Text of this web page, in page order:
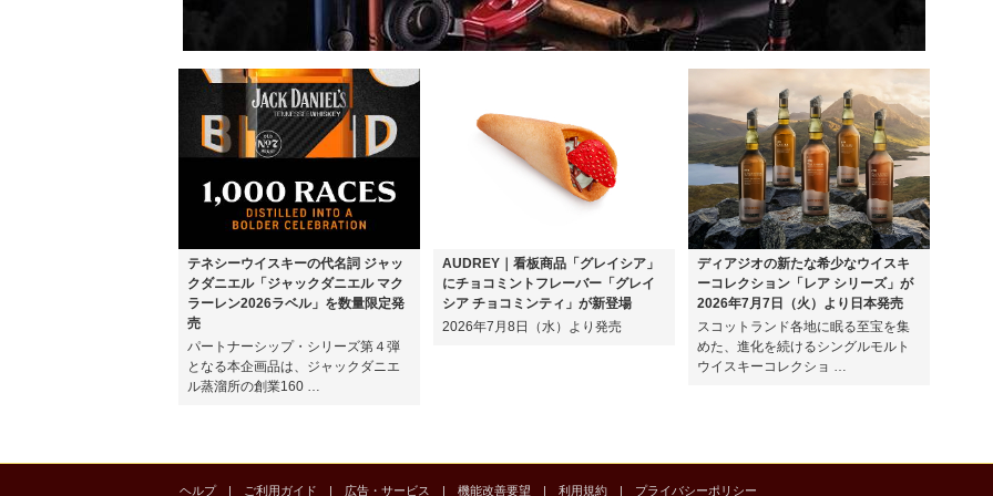
テネシーウイスキーの代名詞 ジャッ
クダニエル「ジャックダニエル マク
ラーレン2026ラベル」を数量限定発
売
パートナーシップ・シリーズ第４弾
となる本企画品は、ジャックダニエ
ル蒸溜所の創業160 …
AUDREY｜看板商品「グレイシア」
にチョコミントフレーバー「グレイ
シア チョコミンティ」が新登場
2026年7月8日（水）より発売
ディアジオの新たな希少なウイスキ
ーコレクション「レア シリーズ」が
2026年7月7日（火）より日本発売
スコットランド各地に眠る至宝を集
めた、進化を続けるシングルモルト
ウイスキーコレクショ …
ヘルプ| ご利用ガイド | 広告・サービス | 機能改善要望 | 利用規約 | プライバシーポリシー